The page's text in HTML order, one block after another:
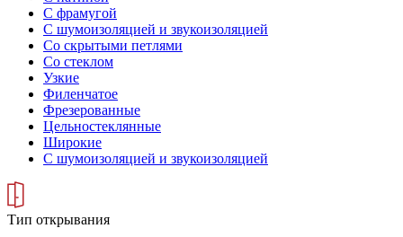
С фрамугой
С шумоизоляцией и звукоизоляцией
Со скрытыми петлями
Со стеклом
Узкие
Филенчатое
Фрезерованные
Цельностеклянные
Широкие
С шумоизоляцией и звукоизоляцией
Тип открывания